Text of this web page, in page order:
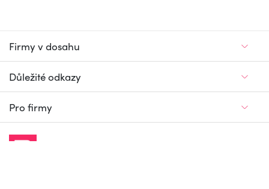
Firmy v dosahu
Důležité odkazy
Pro firmy